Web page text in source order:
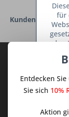
Kunden haben
Sie
dem
Entdecken
Sie sich 10%
Aktion
für
den